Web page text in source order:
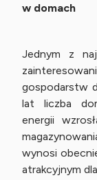
w domach
Jednym z
gospodarstw
lat liczba
energii
wynosi
atrakcyjnym